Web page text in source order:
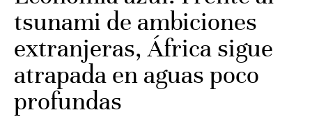
tsunami de ambiciones
extranjeras, África sigue
atrapada en aguas poco
profundas